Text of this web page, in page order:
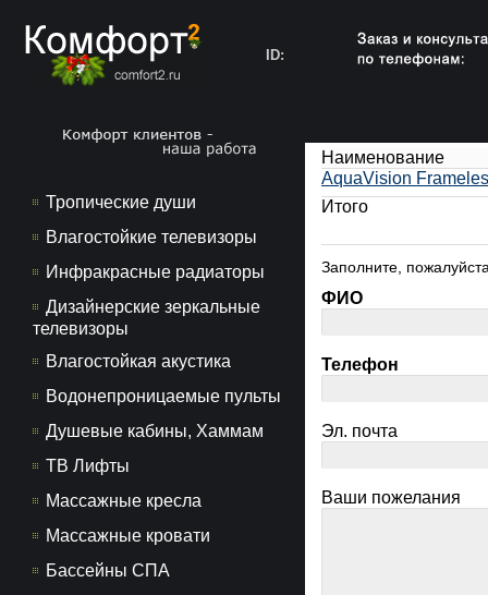
ID:
Тропические души
Влагостойкие телевизоры
Инфракрасные радиаторы
Дизайнерские зеркальные
телевизоры
Влагостойкая акустика
Водонепроницаемые пульты
Душевые кабины, Хаммам
ТВ Лифты
Массажные кресла
Массажные кровати
Бассейны СПА
Наименование
AquaVision
Итого
Заполните,
ФИО
Телефон
Эл. почта
Ваши пожелания